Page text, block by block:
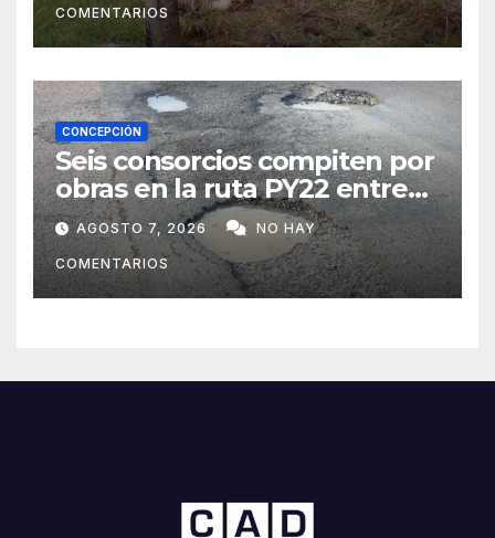
COMENTARIOS
CONCEPCIÓN
Seis consorcios compiten por
obras en la ruta PY22 entre
Concepción y Vallemí
AGOSTO 7, 2026 NO HAY
COMENTARIOS